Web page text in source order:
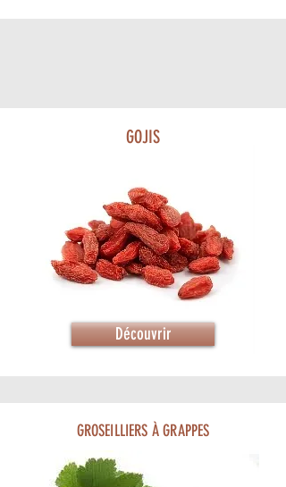
GOJIS
Découvrir
GROSEILLIERS À GRAPPES